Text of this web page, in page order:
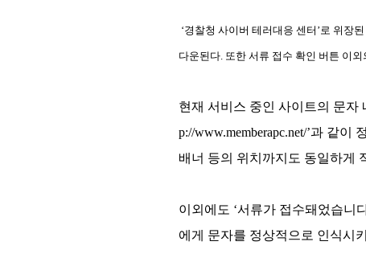
‘경찰청 사이버 테러대응 센터’로 위장
다운된다. 또한 서류 접수 확인 버튼 이
현재 서비스 중인 사이트의 문자
p://www.memberapc.net/’과 같
배너 등의 위치까지도 동일하게
이외에도 ‘서류가 접수돼었습니
에게 문자를 정상적으로 인식시